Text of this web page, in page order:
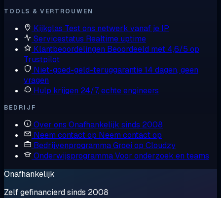
TOOLS & VERTROUWEN
Kijkglas Test ons netwerk vanaf je IP
Servicestatus Realtime uptime
Klantbeoordelingen Beoordeeld met 4,6/5 op
Trustpilot
Niet-goed-geld-teruggarantie14 dagen, geen
vragen
Hulp krijgen 24/7, echte engineers
BEDRIJF
Over ons Onafhankelijk sinds 2008
Neem contact op Neem contact op
BedrijvenprogrammaGroei op Cloudzy
OnderwijsprogrammaVoor onderzoek en teams
Onafhankelijk
Zelf gefinancierd sinds 2008